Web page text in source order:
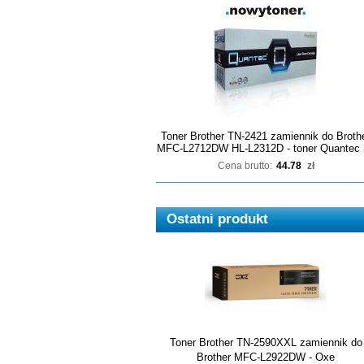
Toner Brother TN-2421 zamiennik do
MFC-L2712DW HL-L2312D - toner Quantec
Cena brutto: 44.78 zł
Ostatni produkt
Toner Brother TN-2590XXL zamiennik do
Brother MFC-L2922DW - Oxe